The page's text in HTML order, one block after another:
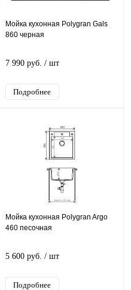
Мойка кухонная Polygran Gals
860 черная
7 990 руб. / шт
Подробнее
Мойка кухонная Polygran Argo
460 песочная
5 600 руб. / шт
Подробнее